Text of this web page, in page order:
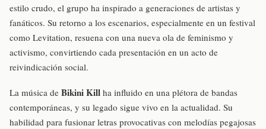
estilo crudo, el grupo ha inspirado a generaciones de artistas y
fanáticos. Su retorno a los escenarios, especialmente en un festival
como Levitation, resuena con una nueva ola de feminismo y
activismo, convirtiendo cada presentación en un acto de
reivindicación social.
La música de Bikini Kill ha influido en una plétora de bandas
contemporáneas, y su legado sigue vivo en la actualidad. Su
habilidad para fusionar letras provocativas con melodías pegajosas